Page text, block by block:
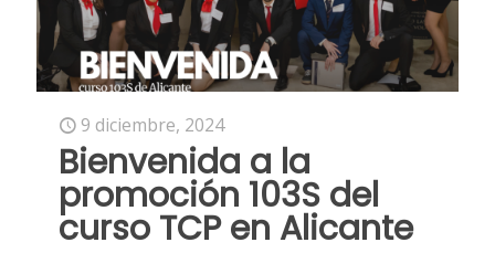
9 diciembre, 2024
Bienvenida a la
promoción 103S del
curso TCP en Alicante